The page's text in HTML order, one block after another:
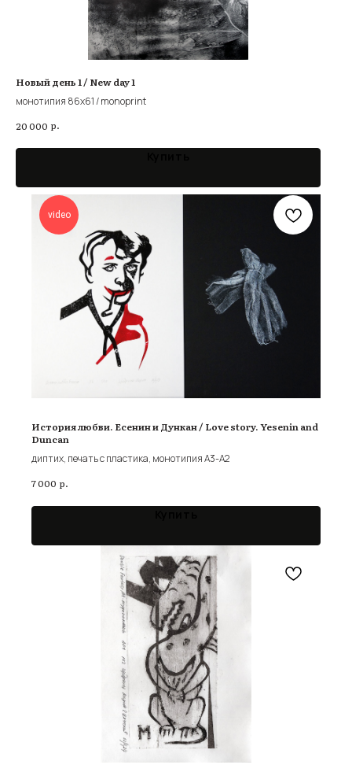
Новый день 1 / New day 1
монотипия 86х61 / monoprint
20 000 р.
video
История любви. Есенин и Дункан / Love story. Yesenin and
Duncan
диптих, печать с пластика, монотипия А3-А2
7 000 р.